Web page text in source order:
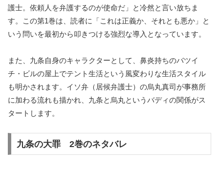
護士。依頼人を弁護するのが使命だ」と冷然と言い放ちま
す。この第1巻は、読者に「これは正義か、それとも悪か」と
いう問いを最初から叩きつける強烈な導入となっています。
また、九条自身のキャラクターとして、鼻炎持ちのバツイ
チ・ビルの屋上でテント生活という風変わりな生活スタイル
も明かされます。イソ弁（居候弁護士）の烏丸真司が事務所
に加わる流れも描かれ、九条と烏丸というバディの関係がス
タートします。
九条の大罪 2巻のネタバレ